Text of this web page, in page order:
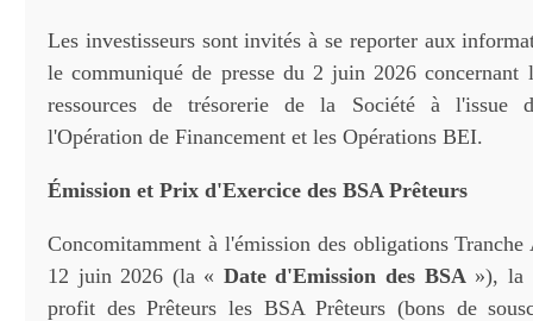
Les investisseurs sont invités à se reporter aux
le communiqué de presse du 2 juin 2026 concernant
ressources de trésorerie de la Société à l'issue
l'Opération de Financement et les Opérations BEI.
Émission et Prix d'Exercice des BSA Prêteurs
Concomitamment à l'émission des obligations
12 juin 2026 (la « Date d'Emission des BSA»), la
profit des Prêteurs les BSA Prêteurs (bons de